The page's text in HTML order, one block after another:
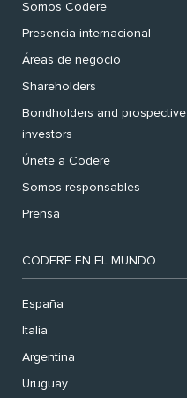
Somos Codere
Presencia internacional
Áreas de negocio
Shareholders
Bondholders and prospective
investors
Únete a Codere
Somos responsables
Prensa
CODERE EN EL MUNDO
España
Italia
Argentina
Uruguay